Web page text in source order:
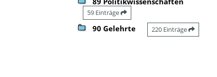
59 Einträge
90 Gelehrte 220 Einträge